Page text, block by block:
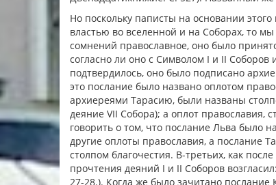
Но поскольку паписты на основании
властью во вселенной и на Соборах, то
сомнений православное, оно было
согласно ли оно с Символом I и II Соборов
подтвердилось, оно было подписано
это послание было названо оплотом
архиереями Тарасию, были названы
деяние VII Собора); а оплот православия,
говорить о том, что послание Льва было
другие оплоты православия, а послание
столпом благочестия. В-третьих, как
прочтения деяний I и II Соборов
27-28.). Когда же было зачитано